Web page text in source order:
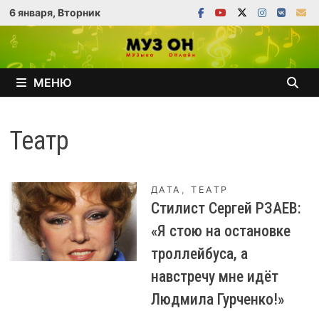
Перейти
к
содержимому
6 января, Вторник
МЕНЮ
Театр
ДАТА ,ТЕАТР
Стилист Сергей РЗАЕВ:
«Я стою на остановке
троллейбуса, а
навстречу мне идёт
Людмила Гурченко!»